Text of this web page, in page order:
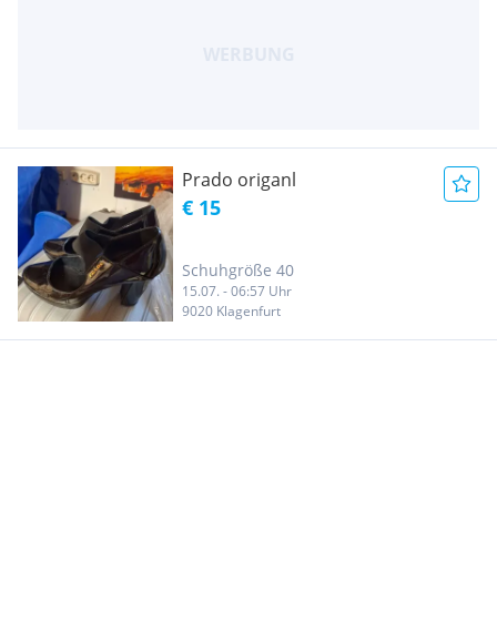
Prado origanl
€ 15
Schuhgröße 40
15.07. - 06:57 Uhr
9020 Klagenfurt